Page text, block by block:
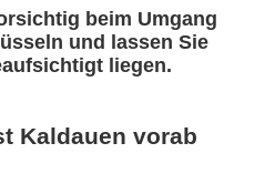
beim Umgang
und lassen Sie
liegen.
Kaldauen vorab